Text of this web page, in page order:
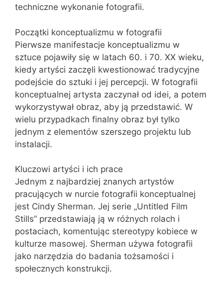
techniczne wykonanie fotografii.
Początki konceptualizmu w fotografii
Pierwsze manifestacje konceptualizmu w
sztuce pojawiły się w latach 60. i 70. XX wieku,
kiedy artyści zaczęli kwestionować tradycyjne
podejście do sztuki i jej percepcji. W fotografii
konceptualnej artysta zaczynał od idei, a potem
wykorzystywał obraz, aby ją przedstawić. W
wielu przypadkach finalny obraz był tylko
jednym z elementów szerszego projektu lub
instalacji.
Kluczowi artyści i ich prace
Jednym z najbardziej znanych artystów
pracujących w nurcie fotografii konceptualnej
jest Cindy Sherman. Jej serie „Untitled Film
Stills” przedstawiają ją w różnych rolach i
postaciach, komentując stereotypy kobiece w
kulturze masowej. Sherman używa fotografii
jako narzędzia do badania tożsamości i
społecznych konstrukcji.